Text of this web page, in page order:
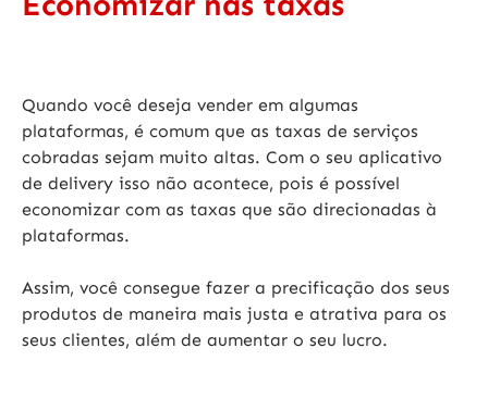
Quando você deseja vender em algumas
plataformas, é comum que as taxas de serviços
cobradas sejam muito altas. Com o seu aplicativo
de delivery isso não acontece, pois é possível
economizar com as taxas que são direcionadas à
plataformas.
Assim, você consegue fazer a precificação dos seus
produtos de maneira mais justa e atrativa para os
seus clientes, além de aumentar o seu lucro.